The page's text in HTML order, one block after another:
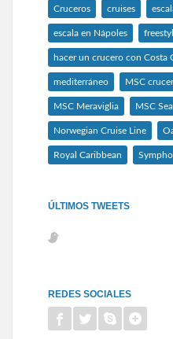
Cruceros cruises
escala en Nápoles
hacer un crucero con Costa
mediterráneo MSC
MSC Meraviglia MSC
Norwegian Cruise Line
Royal Caribbean
ÚLTIMOS TWEETS
REDES SOCIALES